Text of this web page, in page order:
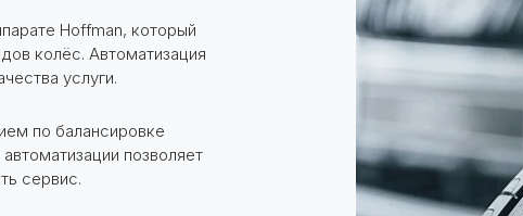
Hoffman, который
колёс. Автоматизация
услуги.
по балансировке
позволяет
сервис.